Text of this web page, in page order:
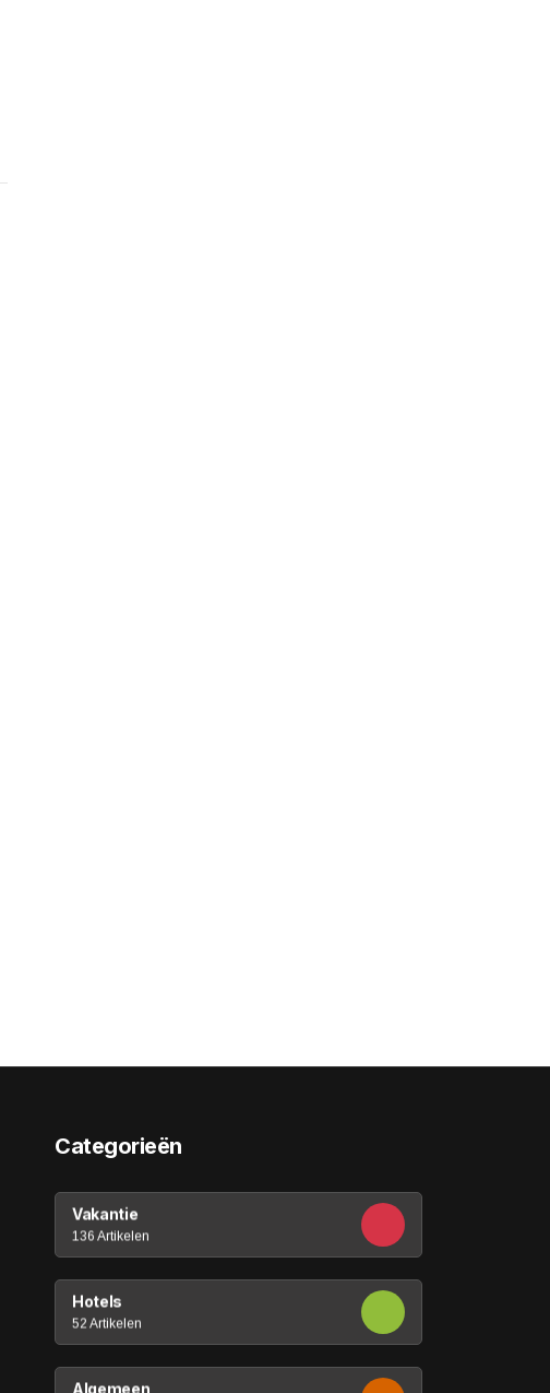
Categorieën
Vakantie
136 Artikelen
Hotels
52 Artikelen
Algemeen